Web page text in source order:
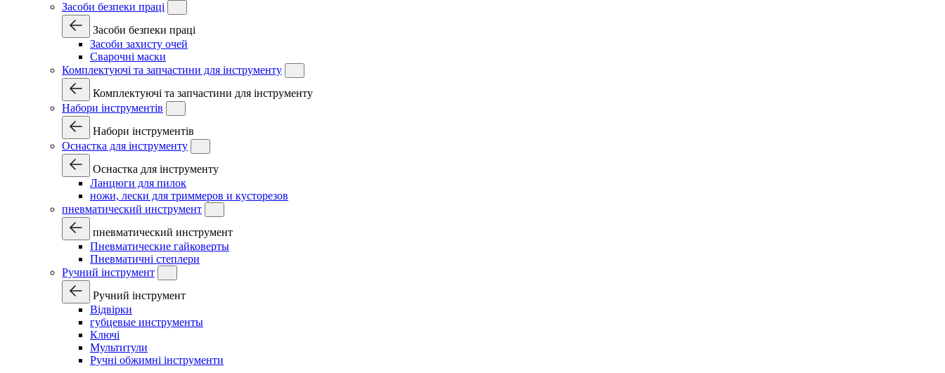
Засоби безпеки праці
Засоби безпеки праці
Засоби захисту очей
Сварочні маски
Комплектуючі та запчастини для інструменту
Комплектуючі та запчастини для інструменту
Набори інструментів
Набори інструментів
Оснастка для інструменту
Оснастка для інструменту
Ланцюги для пилок
ножи, лески для триммеров и кусторезов
пневматический инструмент
пневматический инструмент
Пневматические гайковерты
Пневматичні степлери
Ручний інструмент
Ручний інструмент
Відвірки
губцевые инструменты
Ключі
Мультитули
Ручні обжимні інструменти